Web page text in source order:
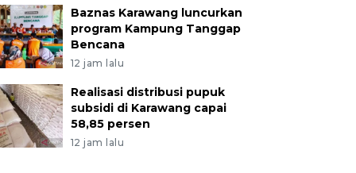
Baznas Karawang luncurkan
program Kampung Tanggap
Bencana
12 jam lalu
Realisasi distribusi pupuk
subsidi di Karawang capai
58,85 persen
12 jam lalu